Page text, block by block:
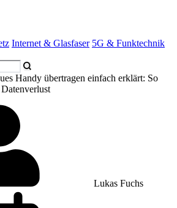
Internet & Glasfaser 5G & Funktechnik
Handy übertragen einfach erklärt: So
Lukas Fuchs